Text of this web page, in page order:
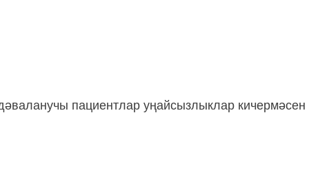
пациентлар уңайсызлыклар